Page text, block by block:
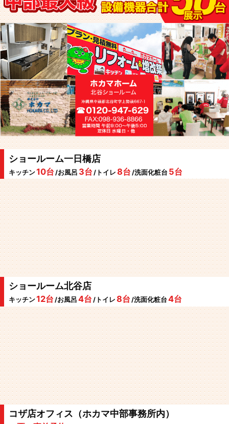
ショールーム一日橋店
キッチン10台 /お風呂 3台 /トイレ 8台 /洗面化粧台 5台
ショールーム北谷店
キッチン12台 /お風呂 4台 /トイレ 8台 /洗面化粧台 4台
コザ店オフィス（ホカマ中部事務所内）